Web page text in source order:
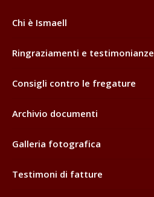
Chi è Ismaell
Ringraziamenti e testimonianze
Consigli contro le fregature
Archivio documenti
Galleria fotografica
Testimoni di fatture